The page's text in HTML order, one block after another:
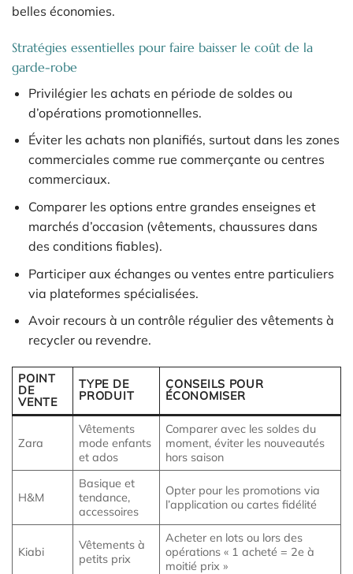
belles économies.
Stratégies essentielles pour faire baisser le coût de la
garde-robe
Privilégier les achats en période de soldes ou
d’opérations promotionnelles.
Éviter les achats non planifiés, surtout dans les zones
commerciales comme rue commerçante ou centres
commerciaux.
Comparer les options entre grandes enseignes et
marchés d’occasion (vêtements, chaussures dans
des conditions fiables).
Participer aux échanges ou ventes entre particuliers
via plateformes spécialisées.
Avoir recours à un contrôle régulier des vêtements à
recycler ou revendre.
POINT
DE
VENTE
TYPE DE
PRODUIT
CONSEILS POUR
ÉCONOMISER
Zara
Vêtements
mode enfants
et ados
Comparer avec les soldes du
moment, éviter les nouveautés
hors saison
H&M
Basique et
tendance,
accessoires
Opter pour les promotions via
l’application ou cartes fidélité
Kiabi
Vêtements à
petits prix
Acheter en lots ou lors des
opérations « 1 acheté = 2e à
moitié prix »